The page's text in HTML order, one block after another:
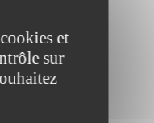
lui annoncer sa
et
sur